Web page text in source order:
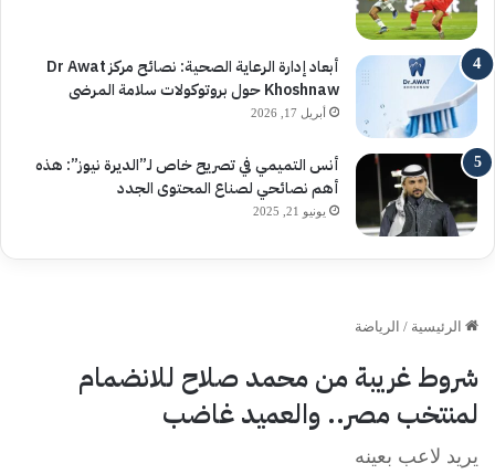
أبعاد إدارة الرعاية الصحية: نصائح مركز Dr Awat
Khoshnaw حول بروتوكولات سلامة المرضى
أبريل 17, 2026
أنس التميمي في تصريح خاص لـ”الديرة نيوز”: هذه
أهم نصائحي لصناع المحتوى الجدد
يونيو 21, 2025